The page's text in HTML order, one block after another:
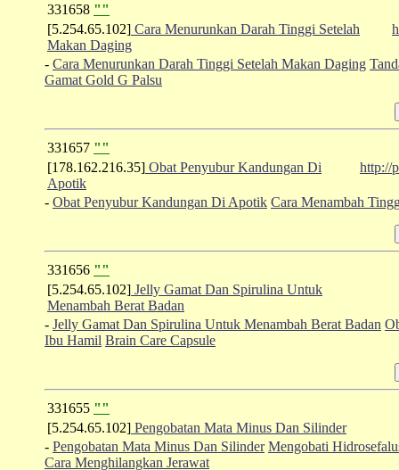
331658 ""
[5.254.65.102] Cara Menurunkan Darah Tinggi Setelah
Makan Daging
- Cara Menurunkan Darah Tinggi Setelah Makan Daging
Gamat Gold G Palsu
331657 ""
[178.162.216.35] Obat Penyubur Kandungan Di
Apotik
http://
- Obat Penyubur Kandungan Di Apotik Cara Menambah
331656 ""
[5.254.65.102] Jelly Gamat Dan Spirulina Untuk
Menambah Berat Badan
- Jelly Gamat Dan Spirulina Untuk Menambah Berat Badan
Ibu Hamil Brain Care Capsule
331655 ""
[5.254.65.102] Pengobatan Mata Minus Dan Silinder
- Pengobatan Mata Minus Dan Silinder Mengobati
Cara Menghilangkan Jerawat